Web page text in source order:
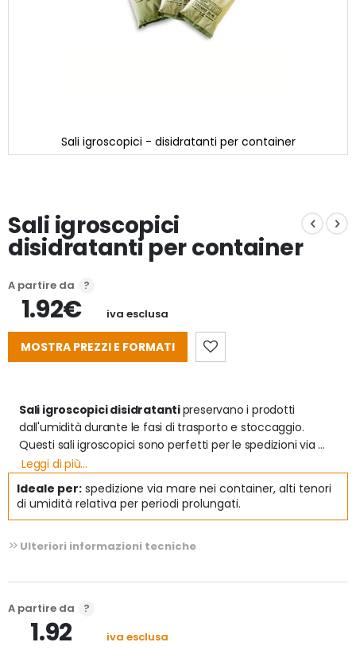
Sali igroscopici - disidratanti per container
di
immagini
Sali igroscopici
disidratanti per container
A partire da
1.92€ iva esclusa
MOSTRA PREZZI E FORMATI
Sali igroscopici disidratanti preservano i prodotti
dall'umidità durante le fasi di trasporto e stoccaggio.
Questi sali igroscopici sono perfetti per le spedizioni via
mare e per essere inseriti nei container perchè studiati per
proteggere da danni dovuti "all’effetto pioggia", ovvero dal
gocciolamento di condensa, che si presenta quando il
container durante il trasporto  incontra temperature più
- Non trasudano acqua grazie ad un addensante che
gelifica l'umidità
- Hanno un potere assorbente maggiore dell'argilla
Leggi di più...
Ideale per: spedizione via mare nei container, alti tenori
di umidità relativa per periodi prolungati.
Ulteriori informazioni tecniche
A partire da
1.92 iva esclusa